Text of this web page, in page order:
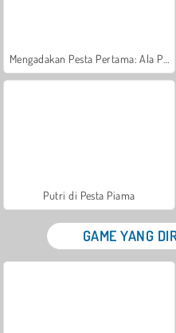
Putri di Pesta Piama
GAME YANG